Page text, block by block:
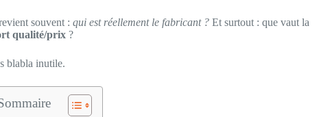
souvent : qui est réellement le fabricant ? Et surtout : que vaut la
qualité/prix ?
blabla inutile.